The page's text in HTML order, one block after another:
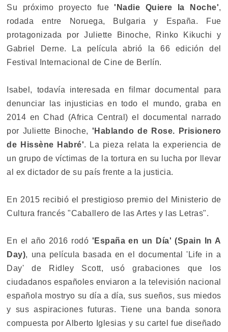
Su próximo proyecto fue 'Nadie Quiere la Noche',
rodada entre Noruega, Bulgaria y España. Fue
protagonizada por Juliette Binoche, Rinko Kikuchi y
Gabriel Derne. La película abrió la 66 edición del
Festival Internacional de Cine de Berlín.
Isabel, todavía interesada en filmar documental para
denunciar las injusticias en todo el mundo, graba en
2014 en Chad (Africa Central) el documental narrado
por Juliette Binoche, 'Hablando de Rose. Prisionero
de Hissène Habré'. La pieza relata la experiencia de
un grupo de víctimas de la tortura en su lucha por llevar
al ex dictador de su país frente a la justicia.
En 2015 recibió el prestigioso premio del Ministerio de
Cultura francés "Caballero de las Artes y las Letras".
En el año 2016 rodó 'España en un Día' (Spain In A
Day), una película basada en el documental 'Life in a
Day' de Ridley Scott, usó grabaciones que los
ciudadanos españoles enviaron a la televisión nacional
española mostryo su día a día, sus sueños, sus miedos
y sus aspiraciones futuras. Tiene una banda sonora
compuesta por Alberto Iglesias y su cartel fue diseñado